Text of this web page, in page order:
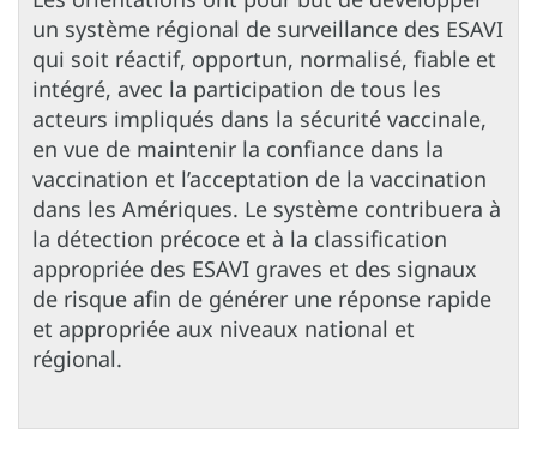
un système régional de surveillance des ESAVI
qui soit réactif, opportun, normalisé, fiable et
intégré, avec la participation de tous les
acteurs impliqués dans la sécurité vaccinale,
en vue de maintenir la confiance dans la
vaccination et l’acceptation de la vaccination
dans les Amériques. Le système contribuera à
la détection précoce et à la classification
appropriée des ESAVI graves et des signaux
de risque afin de générer une réponse rapide
et appropriée aux niveaux national et
régional.